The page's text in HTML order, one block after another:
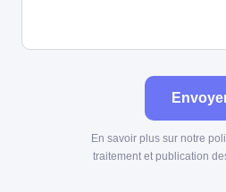
En savoir plus sur notre
traitement et publication